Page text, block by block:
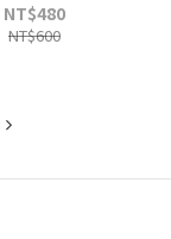
NT$480
NT$600